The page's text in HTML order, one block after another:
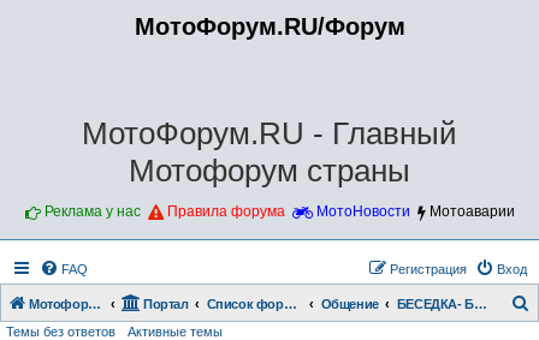
МотоФорум.RU/Форум
МотоФорум.RU - Главный
Мотофорум страны
Реклама у нас Правила форума МотоНовости Мотоаварии
FAQ Вход
Регистрация
Мотофорум.RU Портал Список форумов Общение БЕСЕДКА- БОЛТАЛКА
Темы без ответов Активные темы